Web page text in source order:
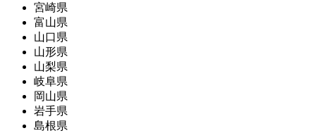
宮崎県
富山県
山口県
山形県
山梨県
岐阜県
岡山県
岩手県
島根県